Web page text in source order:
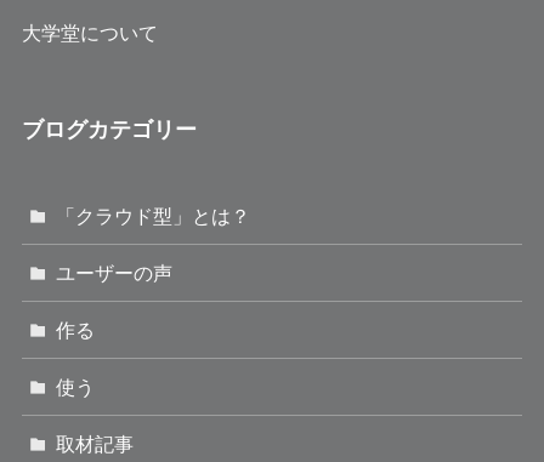
大学堂について
ブログカテゴリー
「クラウド型」とは？
ユーザーの声
作る
使う
取材記事